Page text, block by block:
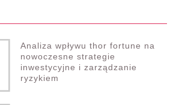
Analiza wpływu thor fortune na
nowoczesne strategie
inwestycyjne i zarządzanie
ryzykiem